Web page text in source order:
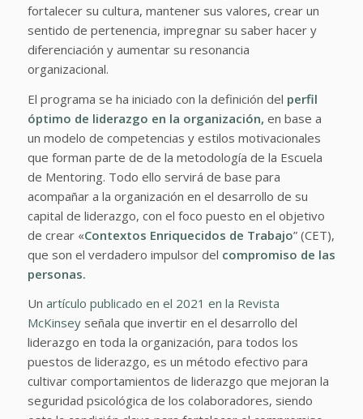
fortalecer su cultura, mantener sus valores, crear un
sentido de pertenencia, impregnar su saber hacer y
diferenciación y aumentar su resonancia
organizacional.
El programa se ha iniciado con la definición del perfil
óptimo de liderazgo en la organización, en base a
un modelo de competencias y estilos motivacionales
que forman parte de de la metodología de la Escuela
de Mentoring. Todo ello servirá de base para
acompañar a la organización en el desarrollo de su
capital de liderazgo, con el foco puesto en el objetivo
de crear «Contextos Enriquecidos de Trabajo” (CET),
que son el verdadero impulsor del compromiso de las
personas.
Un artículo publicado en el 2021 en la Revista
McKinseyseñala que invertir en el desarrollo del
liderazgo en toda la organización, para todos los
puestos de liderazgo, es un método efectivo para
cultivar comportamientos de liderazgo que mejoran la
seguridad psicológica de los colaboradores, siendo